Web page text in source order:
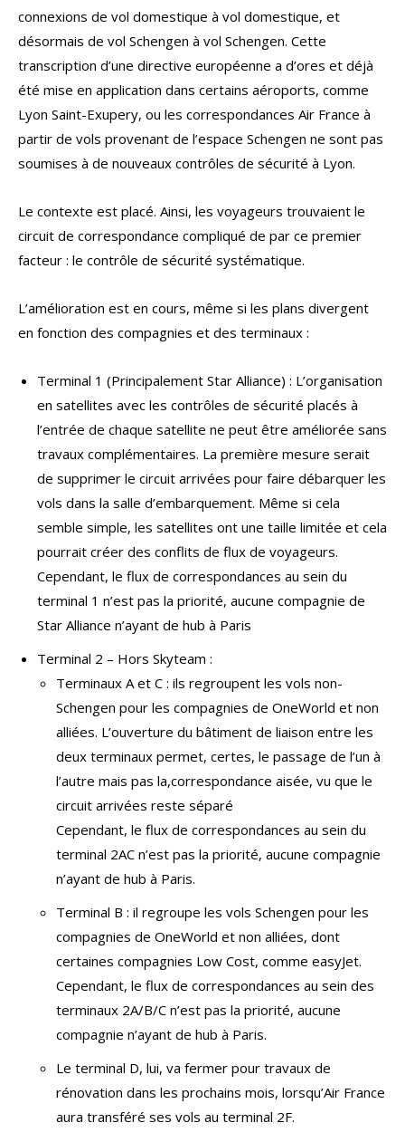
connexions de vol domestique à vol domestique, et
désormais de vol Schengen à vol Schengen. Cette
transcription d’une directive européenne a d’ores et déjà
été mise en application dans certains aéroports, comme
Lyon Saint-Exupery, ou les correspondances Air France à
partir de vols provenant de l’espace Schengen ne sont pas
soumises à de nouveaux contrôles de sécurité à Lyon.
Le contexte est placé. Ainsi, les voyageurs trouvaient le
circuit de correspondance compliqué de par ce premier
facteur : le contrôle de sécurité systématique.
L’amélioration est en cours, même si les plans divergent
en fonction des compagnies et des terminaux :
Terminal 1 (Principalement Star Alliance) : L’organisation
en satellites avec les contrôles de sécurité placés à
l’entrée de chaque satellite ne peut être améliorée sans
travaux complémentaires. La première mesure serait
de supprimer le circuit arrivées pour faire débarquer les
vols dans la salle d’embarquement. Même si cela
semble simple, les satellites ont une taille limitée et cela
pourrait créer des conflits de flux de voyageurs.
Cependant, le flux de correspondances au sein du
terminal 1 n’est pas la priorité, aucune compagnie de
Star Alliance n’ayant de hub à Paris
Terminal 2 – Hors Skyteam :
Terminaux A et C : ils regroupent les vols non-
Schengen pour les compagnies de OneWorld et non
alliées. L’ouverture du bâtiment de liaison entre les
deux terminaux permet, certes, le passage de l’un à
l’autre mais pas la,correspondance aisée, vu que le
circuit arrivées reste séparé
Cependant, le flux de correspondances au sein du
terminal 2AC n’est pas la priorité, aucune compagnie
n’ayant de hub à Paris.
Terminal B : il regroupe les vols Schengen pour les
compagnies de OneWorld et non alliées, dont
certaines compagnies Low Cost, comme easyJet.
Cependant, le flux de correspondances au sein des
terminaux 2A/B/C n’est pas la priorité, aucune
compagnie n’ayant de hub à Paris.
Le terminal D, lui, va fermer pour travaux de
rénovation dans les prochains mois, lorsqu’Air France
aura transféré ses vols au terminal 2F.